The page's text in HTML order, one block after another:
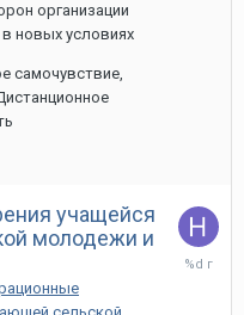
организации
новых условиях
самочувствие,
учащейся
молодежи и
31